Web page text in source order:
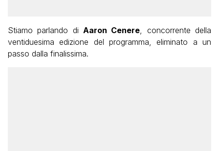
Stiamo parlando di Aaron Cenere, concorrente della
ventiduesima edizione del programma, eliminato a un
passo dalla finalissima.